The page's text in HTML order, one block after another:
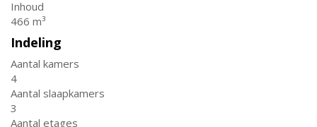
Inhoud
466 m³
Indeling
Aantal kamers
4
Aantal slaapkamers
3
Aantal etages